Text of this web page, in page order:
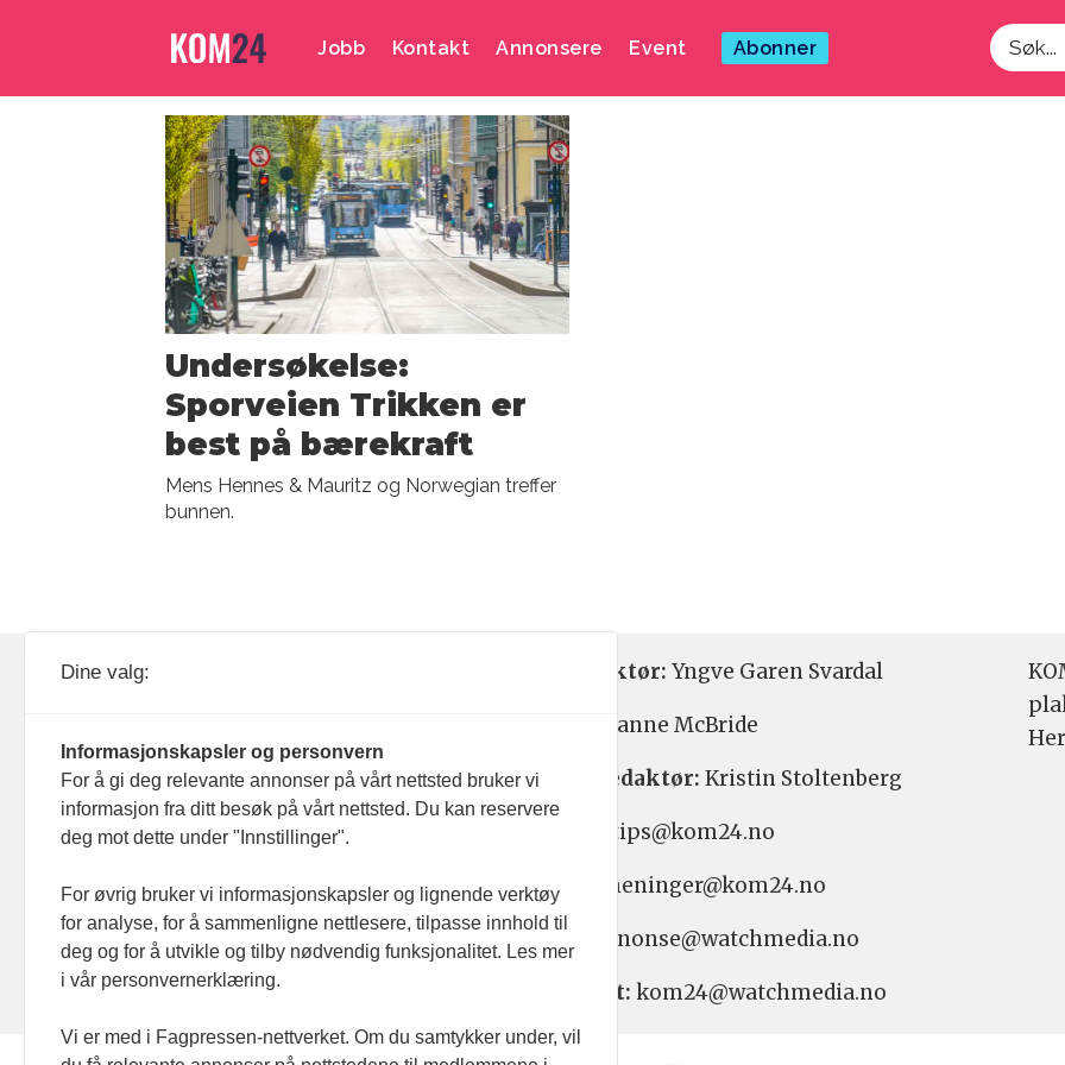
Jobb Kontakt Annonsere Event Abonner
Søk
Emne:
bærekraftprisen
Undersøkelse:
Sporveien Trikken er
best på bærekraft
Mens Hennes & Mauritz og Norwegian treffer
bunnen.
093 182
Nyhetsredaktør: Yngve Garen Svardal
Hanne McBride
Ansvarlig redaktør: Kristin Stoltenberg
Nyhetstips: tips@kom24.no
Meninger: meninger@kom24.no
Annonse: annonse@watchmedia.no
Abonnement: kom24@watchmedia.no
Dine valg:
Informasjonskapsler og personvern
For å gi deg relevante annonser på vårt nettsted bruker vi
informasjon fra ditt besøk på vårt nettsted. Du kan reservere
deg mot dette under "Innstillinger".
For øvrig bruker vi informasjonskapsler og lignende verktøy
for analyse, for å sammenligne nettlesere, tilpasse innhold til
deg og for å utvikle og tilby nødvendig funksjonalitet. Les mer
i vår personvernerklæring.
Vi er med i Fagpressen-nettverket. Om du samtykker under, vil